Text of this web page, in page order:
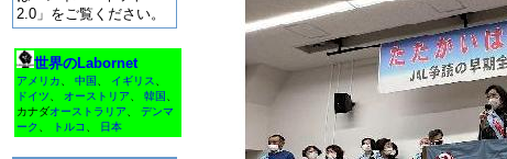
2.0」をご覧ください。
世界のLabornet
アメリカ 中国 イギリス
ドイツ
オーストリア 韓国
カナダオーストラリア
デンマ
ーク
トルコ 日本